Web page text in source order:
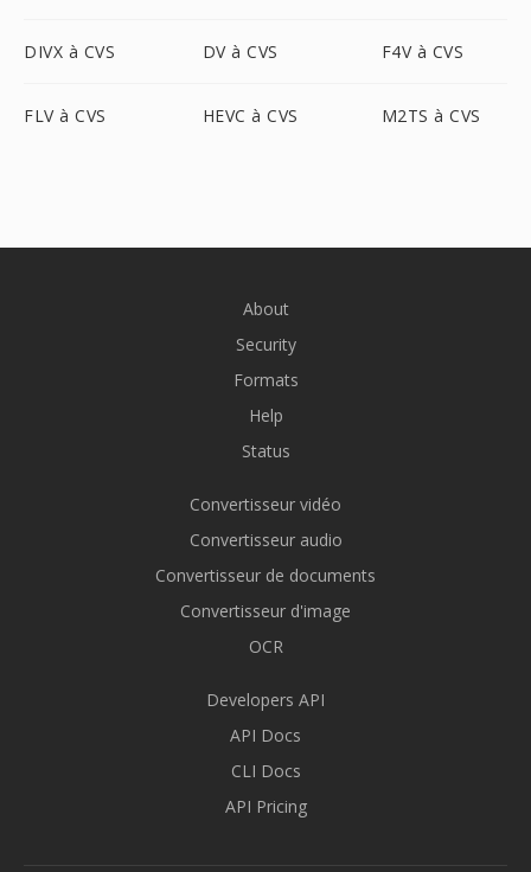
DIVX à CVS DV à CVS F4V à CVS
FLV à CVS HEVC à CVS M2TS à CVS
About
Security
Formats
Help
Status
Convertisseur vidéo
Convertisseur audio
Convertisseur de documents
Convertisseur d'image
OCR
Developers API
API Docs
CLI Docs
API Pricing